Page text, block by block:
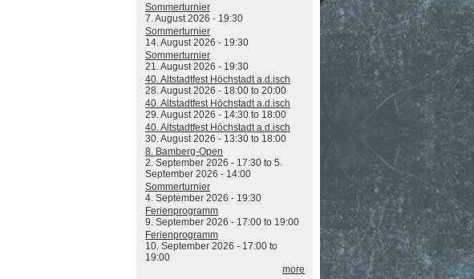
Sommerturnier
7. August 2026 - 19:30
Sommerturnier
14. August 2026 - 19:30
Sommerturnier
21. August 2026 - 19:30
40. Altstadtfest Höchstadt a.d.isch
28. August 2026 - 18:00 to 20:00
40. Altstadtfest Höchstadt a.d.isch
29. August 2026 - 14:30 to 18:00
40. Altstadtfest Höchstadt a.d.isch
30. August 2026 - 13:30 to 18:00
8. Bamberg-Open
2. September 2026 - 17:30 to 5.
September 2026 - 14:00
Sommerturnier
4. September 2026 - 19:30
Ferienprogramm
9. September 2026 - 17:00 to 19:00
Ferienprogramm
10. September 2026 - 17:00 to
19:00
more